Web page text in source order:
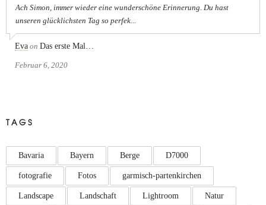
Ach Simon, immer wieder eine wunderschöne Erinnerung. Du hast
unseren glücklichsten Tag so perfek...
Eva on Das erste Mal…
Februar 6, 2020
TAGS
Bavaria Bayern Berge D7000
fotografie Fotos garmisch-partenkirchen
Landscape Landschaft Lightroom Natur